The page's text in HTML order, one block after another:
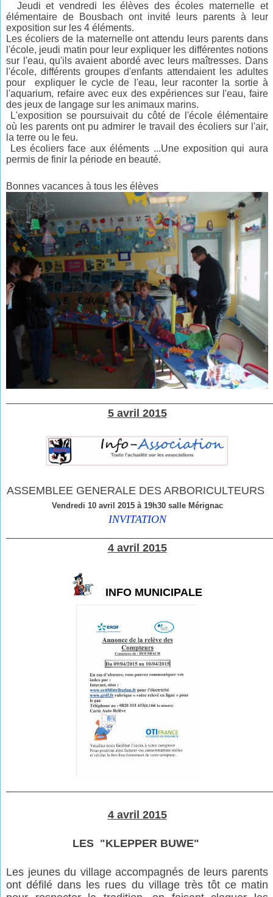
Jeudi et vendredi les élèves des écoles maternelle et
élémentaire de Bousbach ont invité leurs parents à leur
exposition sur les 4 éléments.
Les écoliers de la maternelle ont attendu leurs parents dans
l'école, jeudi matin pour leur expliquer les différentes notions
sur l'eau, qu'ils avaient abordé avec leurs maîtresses. Dans
l'école, différents groupes d'enfants attendaient les adultes
pour expliquer le cycle de l'eau, leur raconter la sortie à
l'aquarium, refaire avec eux des expériences sur l'eau, faire
des jeux de langage sur les animaux marins.
L'exposition se poursuivait du côté de l'école élémentaire
où les parents ont pu admirer le travail des écoliers sur l'air,
la terre ou le feu.
Les écoliers face aux éléments ...Une exposition qui aura
permis de finir la période en beauté.
Bonnes vacances à tous les élèves
5 avril 2015
ASSEMBLEE GENERALE DES ARBORICULTEURS
Vendredi 10 avril 2015 à 19h30 salle Mérignac
INVITATION
4 avril 2015
INFO MUNICIPALE
4 avril 2015
LES "KLEPPER BUWE"
Les jeunes du village accompagnés de leurs parents
ont défilé dans les rues du village très tôt ce matin